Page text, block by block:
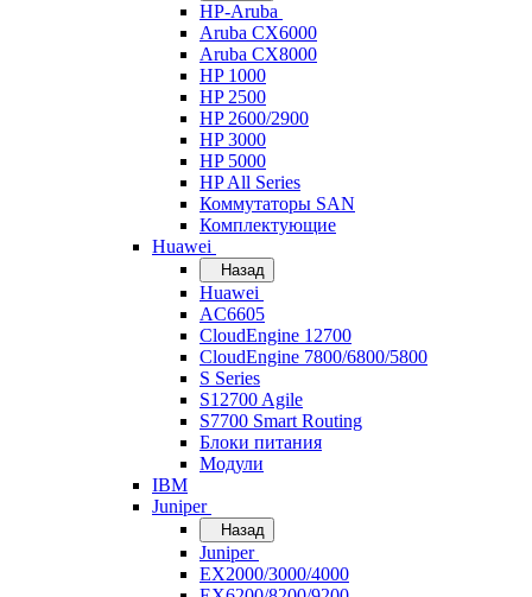
HP-Aruba
Aruba CX6000
Aruba CX8000
HP 1000
HP 2500
HP 2600/2900
HP 3000
HP 5000
HP All Series
Коммутаторы SAN
Комплектующие
Huawei
Назад
Huawei
AC6605
CloudEngine 12700
CloudEngine 7800/6800/5800
S Series
S12700 Agile
S7700 Smart Routing
Блоки питания
Модули
IBM
Juniper
Назад
Juniper
EX2000/3000/4000